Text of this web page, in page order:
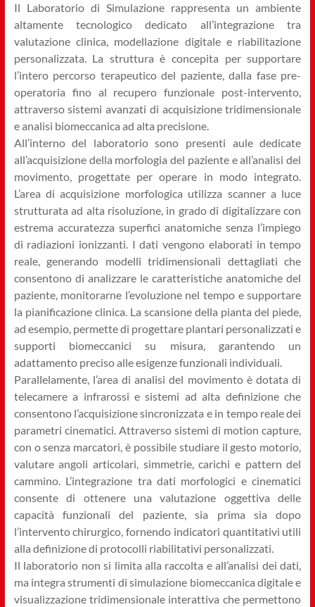
Medicina
–
SIM.LAB
Il Laboratorio di Simulazione rappresenta un ambiente
altamente tecnologico dedicato all’integrazione tra
valutazione clinica, modellazione digitale e riabilitazione
personalizzata. La struttura è concepita per supportare
l’intero percorso terapeutico del paziente, dalla fase pre-
operatoria fino al recupero funzionale post-intervento,
attraverso sistemi avanzati di acquisizione tridimensionale
e analisi biomeccanica ad alta precisione.
All’interno del laboratorio sono presenti aule dedicate
all’acquisizione della morfologia del paziente e all’analisi del
movimento, progettate per operare in modo integrato.
L’area di acquisizione morfologica utilizza scanner a luce
strutturata ad alta risoluzione, in grado di digitalizzare con
estrema accuratezza superfici anatomiche senza l’impiego
di radiazioni ionizzanti. I dati vengono elaborati in tempo
reale, generando modelli tridimensionali dettagliati che
consentono di analizzare le caratteristiche anatomiche del
paziente, monitorarne l’evoluzione nel tempo e supportare
la pianificazione clinica. La scansione della pianta del piede,
ad esempio, permette di progettare plantari personalizzati e
supporti biomeccanici su misura, garantendo un
adattamento preciso alle esigenze funzionali individuali.
Parallelamente, l’area di analisi del movimento è dotata di
telecamere a infrarossi e sistemi ad alta definizione che
consentono l’acquisizione sincronizzata e in tempo reale dei
parametri cinematici. Attraverso sistemi di motion capture,
con o senza marcatori, è possibile studiare il gesto motorio,
valutare angoli articolari, simmetrie, carichi e pattern del
cammino. L’integrazione tra dati morfologici e cinematici
consente di ottenere una valutazione oggettiva delle
capacità funzionali del paziente, sia prima sia dopo
l’intervento chirurgico, fornendo indicatori quantitativi utili
alla definizione di protocolli riabilitativi personalizzati.
Il laboratorio non si limita alla raccolta e all’analisi dei dati,
ma integra strumenti di simulazione biomeccanica digitale e
visualizzazione tridimensionale interattiva che permettono